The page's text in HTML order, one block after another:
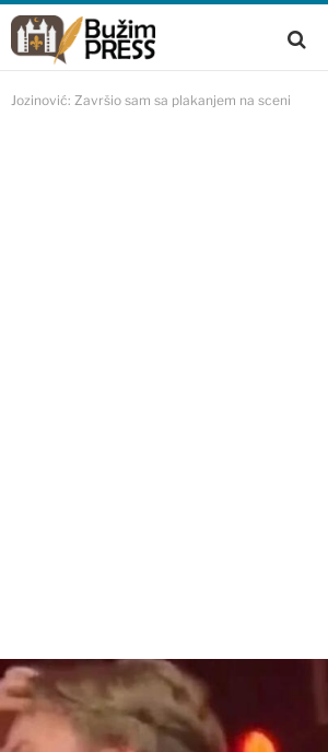
Jozinović: Završio sam sa plakanjem na sceni